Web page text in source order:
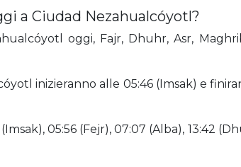
a Ciudad Nezahualcóyotl?
oggi, Fajr, Dhuhr, Asr,
inizieranno alle 05:46 (Imsak) e
05:56 (Fejr), 07:07 (Alba), 13:42